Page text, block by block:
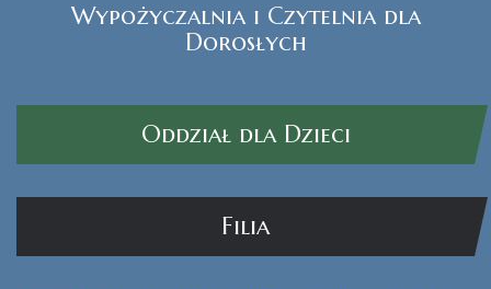
Czytak Plus
Wypożyczalnia i Czytelnia dla
Dorosłych
Oddział dla Dzieci
Filia